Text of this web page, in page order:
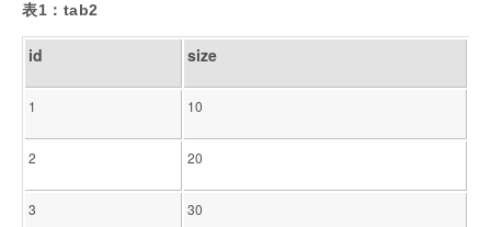
表1：tab2
id size
1 10
2 20
3 30